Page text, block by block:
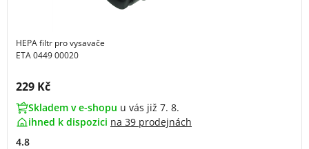
HEPA filtr pro vysavače
ETA 0449 00020
Cena s DPH:
229 Kč
Skladem v e-shopu u vás již 7. 8.
ihned k dispozici na 39 prodejnách
4.8